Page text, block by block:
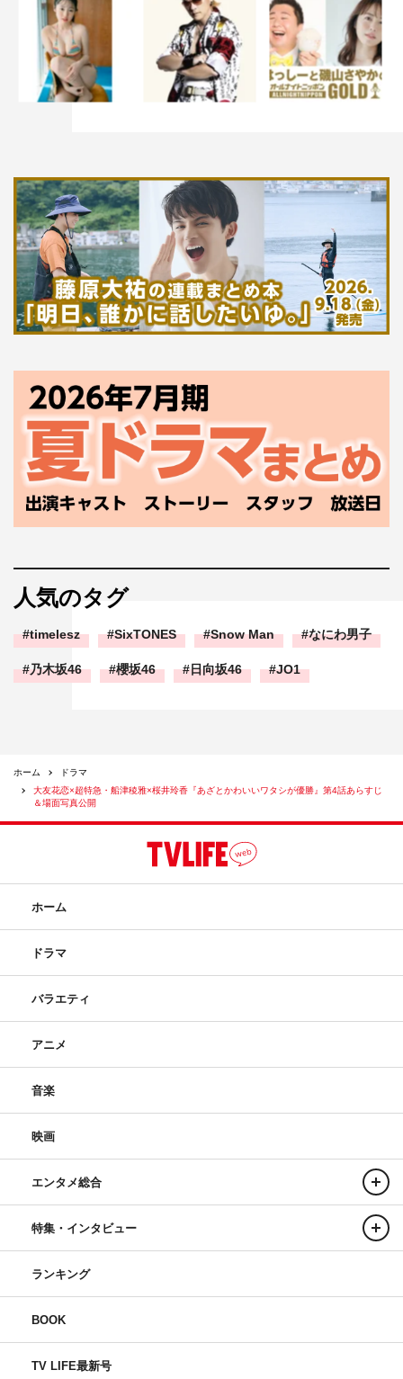
人気のタグ
timelesz SixTONES Snow Man なにわ男子
乃木坂46 櫻坂46 日向坂46 JO1
ホーム
ドラマ
大友花恋×超特急・船津稜雅×桜井玲香『あざとかわいいワタシが優勝』第4話あらすじ
＆場面写真公開
ホーム
ドラマ
バラエティ
アニメ
音楽
映画
エンタメ総合
特集・インタビュー
ランキング
BOOK
TV LIFE最新号